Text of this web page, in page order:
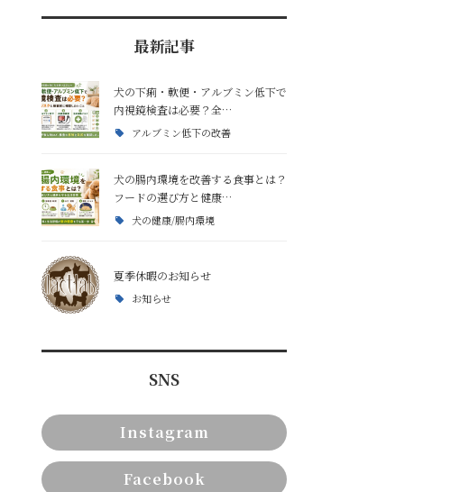
災害時の食事
最新記事
犬の下痢・軟便・アルブミン低下で
内視鏡検査は必要？全…
アルブミン低下の改善
犬の腸内環境を改善する食事とは？
フードの選び方と健康…
犬の健康/腸内環境
夏季休暇のお知らせ
お知らせ
SNS
Instagram
Facebook